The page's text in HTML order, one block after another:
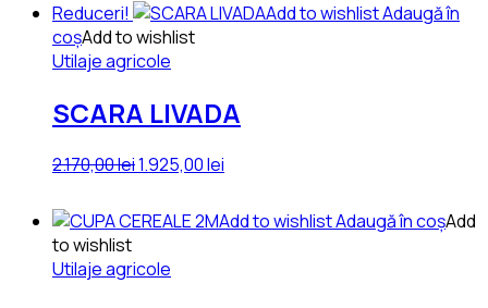
Reduceri! Add to wishlistAdaugă în
coșAdd to wishlist
Utilaje agricole
SCARA LIVADA
2.170,00leiPrețul
a
fost:
2.170,00 lei.
1.925,00lei
este:
1.925,00 lei.
Add to wishlistAdaugă în coșAdd
to wishlist
Utilaje agricole